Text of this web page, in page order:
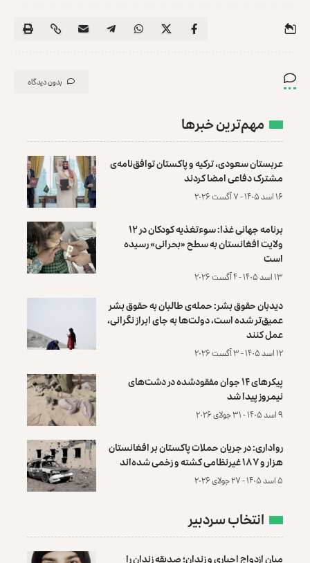
بدون دیدگاه
مهم‌ترین خبرها
عربستان سعودی، ترکیه و پاکستان توافق‌نامه‌ی
مشترک دفاعی امضا کردند
۱۶ اسد ۱۴۰۵ - ۷ آگست ۲۰۲۶
برنامه جهانی غذا: سوءتغذیه کودکان در ۱۲
ولایت افغانستان به سطح «بحرانی» رسیده
است
۱۳ اسد ۱۴۰۵ - ۴ آگست ۲۰۲۶
دیدبان حقوق بشر: حمله‌ی طالبان به حقوق بشر
عمیق‌تر شده است، دولت‌ها به جای ابراز نگرانی،
عمل کنند
۱۲ اسد ۱۴۰۵ - ۳ آگست ۲۰۲۶
پیکرهای ۱۴ جوان مفقودشده در دشت‌های
نیمروز پیدا شد
۹ اسد ۱۴۰۵ - ۳۱ جولای ۲۰۲۶
رواداری: در جریان حملات پاکستان بر افغانستان
هزار و ۱۸۷ غیرنظامی کشته و زخمی شده‌اند
۵ اسد ۱۴۰۵ - ۲۷ جولای ۲۰۲۶
انتخاب سردبیر
میان ازدواج اجباری و زندان؛ صدیقه زندان را